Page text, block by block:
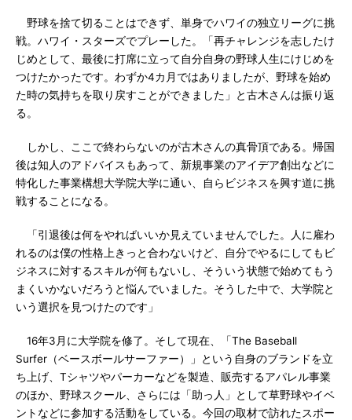
野球を捨て切ることはできず、単身でハワイの独立リーグに挑
戦。ハワイ・スターズでプレーした。「再チャレンジを志したけ
じめとして、最後に打席に立って自分自身の野球人生にけじめを
つけたかったです。わずか4カ月ではありましたが、野球を始め
た時の気持ちを取り戻すことができました」と古木さんは振り返
る。
しかし、ここで終わらないのが古木さんの真骨頂である。帰国
後は知人のアドバイスもあって、新規事業のアイデア創出などに
特化した事業構想大学院大学に通い、自らビジネスを興す道に挑
戦することになる。
「引退後は何をやればいいか見えていませんでした。人に雇わ
れるのは僕の性格上きっと合わないけど、自分でやるにしてもビ
ジネスに対するスキルが何もないし、そういう状態で始めてもう
まくいかないだろうと悩んでいました。そうした中で、大学院と
いう選択を見つけたのです」
16年3月に大学院を修了。そして現在、「The Baseball
Surfer（ベースボールサーファー）」という自身のブランドを立
ち上げ、Tシャツやパーカーなどを製造、販売するアパレル事業
のほか、野球スクール、さらには「助っ人」として草野球やイベ
ントなどに参加する活動をしている。今回の取材で訪れたスポー